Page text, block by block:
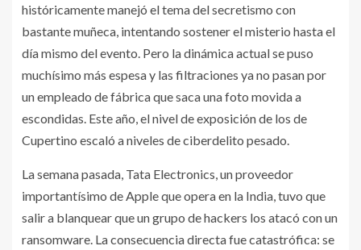
históricamente manejó el tema del secretismo con
bastante muñeca, intentando sostener el misterio hasta el
día mismo del evento. Pero la dinámica actual se puso
muchísimo más espesa y las filtraciones ya no pasan por
un empleado de fábrica que saca una foto movida a
escondidas. Este año, el nivel de exposición de los de
Cupertino escaló a niveles de ciberdelito pesado.
La semana pasada, Tata Electronics, un proveedor
importantísimo de Apple que opera en la India, tuvo que
salir a blanquear que un grupo de hackers los atacó con un
ransomware. La consecuencia directa fue catastrófica: se